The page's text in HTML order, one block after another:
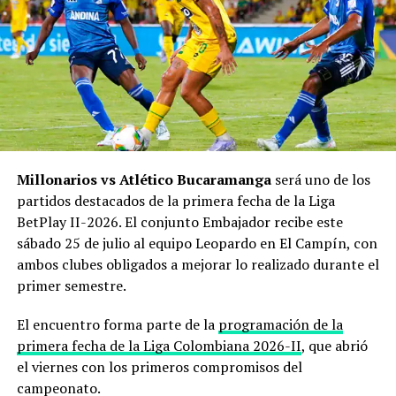
Sigue todas las novedades en nuestra sección deFútbol
Colombiano.
¿A qué hora se juega y dónde ver los
partidos en vivo?
Deportes Tolima vs Juniorse jugará el sábado 25 de
julio en el estadio Manuel Murillo Toro de Ibagué.
🇨🇴 Colombia:8:15 p. m.
🇺🇸
Miami / ET:9:15 p. m.
🇪🇸
3:15 a. m. del domingo 26 de julio.
En Colombia, el encuentro podrá verse por Win, Win+
Fútbol y Win Play
En Estados Unidos, Fanatiz ofrece legalmente los
Millonarios vs Atlético Bucaramangaserá uno de los
partidos destacados de la primera fecha de la Liga
BetPlay II-2026. El conjunto Embajador recibe este
sábado 25 de julio al equipo Leopardo en El Campín, con
ambos clubes obligados a mejorar lo realizado durante el
primer semestre.
El encuentro forma parte de la programación de la
primera fecha de la Liga Colombiana 2026-II, que abrió
el viernes con los primeros compromisos del
campeonato.